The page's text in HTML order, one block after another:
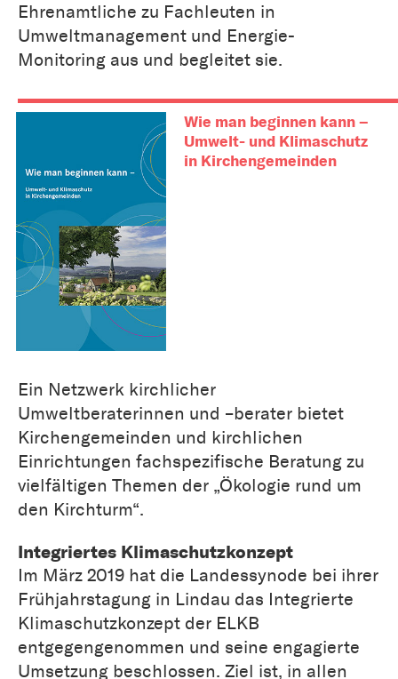
Ehrenamtliche zu Fachleuten in
Umweltmanagement und Energie-
Monitoring aus und begleitet sie.
Wie man beginnen kann –
Umwelt- und Klimaschutz
in Kirchengemeinden
Ein Netzwerk kirchlicher
Umweltberaterinnen und –berater bietet
Kirchengemeinden und kirchlichen
Einrichtungen fachspezifische Beratung zu
vielfältigen Themen der „Ökologie rund um
den Kirchturm“.
Integriertes Klimaschutzkonzept
Im März 2019 hat die Landessynode bei ihrer
Frühjahrstagung in Lindau das Integrierte
Klimaschutzkonzept der ELKB
entgegengenommen und seine engagierte
Umsetzung beschlossen. Ziel ist, in allen